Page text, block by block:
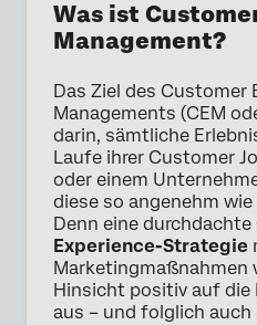
Was ist
Management?
Das Ziel des Customer
Managements (CEM
darin, sämtliche
Laufe ihrer Customer
oder einem
diese so angenehm
Denn eine durchdachte
Experience-Strategie
Marketingmaßnahmen
Hinsicht positiv auf die
aus – und folglich